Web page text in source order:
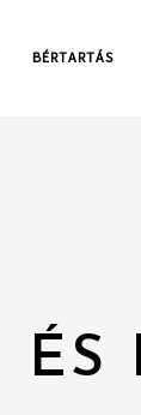
BÉRTARTÁS